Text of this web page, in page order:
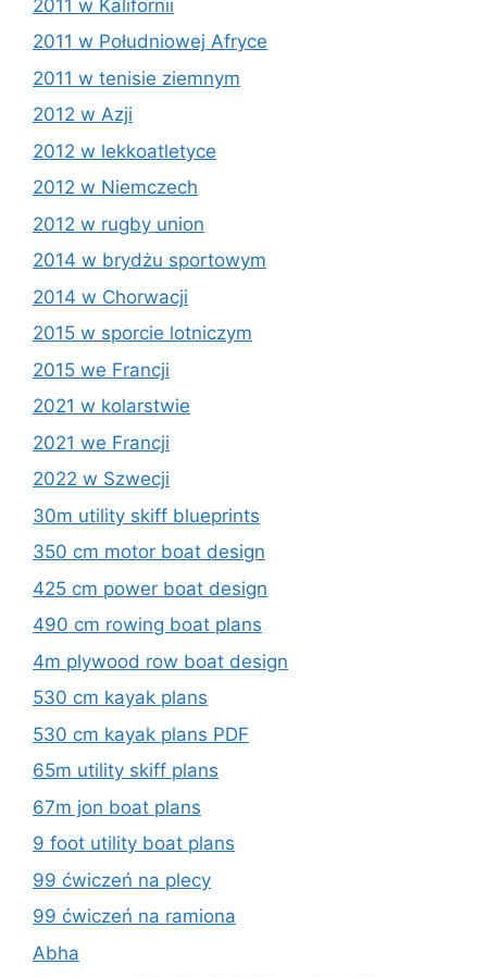
2011 w Kalifornii
2011 w Południowej Afryce
2011 w tenisie ziemnym
2012 w Azji
2012 w lekkoatletyce
2012 w Niemczech
2012 w rugby union
2014 w brydżu sportowym
2014 w Chorwacji
2015 w sporcie lotniczym
2015 we Francji
2021 w kolarstwie
2021 we Francji
2022 w Szwecji
30m utility skiff blueprints
350 cm motor boat design
425 cm power boat design
490 cm rowing boat plans
4m plywood row boat design
530 cm kayak plans
530 cm kayak plans PDF
65m utility skiff plans
67m jon boat plans
9 foot utility boat plans
99 ćwiczeń na plecy
99 ćwiczeń na ramiona
Abha